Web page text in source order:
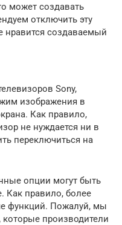
может создавать
отключить эту
нравится создаваемый
Sony,
изображения в
Как правило,
не нуждается ни в
переключиться на
опции могут быть
Как правило, более
функций. Пожалуй, мы
производители